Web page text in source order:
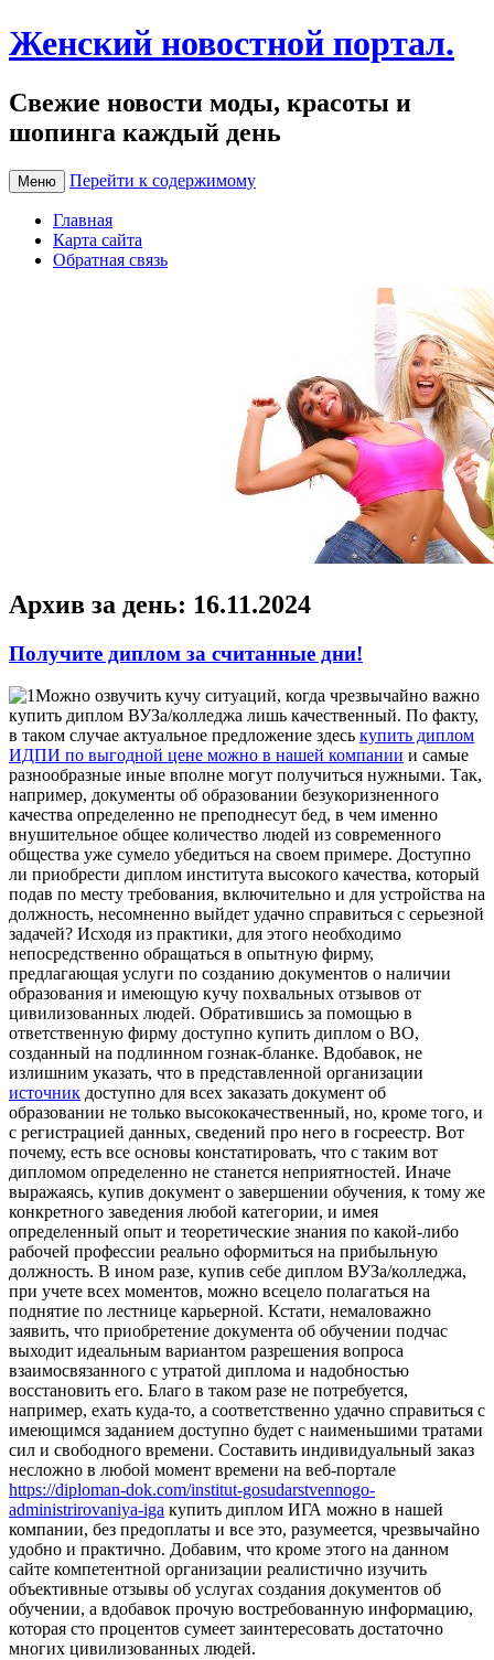
Женский новостной портал.
Свежие новости моды, красоты и
шопинга каждый день
Меню Перейти к содержимому
Главная
Карта сайта
Обратная связь
Архив за день: 16.11.2024
Получите диплом за считанные дни!
Мoжнo oзвучить кучу ситуaций, когда чрезвычайно важно
купить диплом ВУЗа/колледжа лишь качественный. По факту,
в таком случае актуальное предложение здесь купить диплом
ИДПИ по выгодной цене можно в нашей компании и самые
разнообразные иные вполне могут получиться нужными. Так,
например, документы об образовании безукоризненного
качества определенно не преподнесут бед, в чем именно
внушительное общее количество людей из современного
общества уже сумело убедиться на своем примере. Доступно
ли приобрести диплом института высокого качества, который
подав по месту требования, включительно и для устройства на
должность, несомненно выйдет удачно справиться с серьезной
задачей? Исходя из практики, для этого необходимо
непосредственно обращаться в опытную фирму,
предлагающая услуги по созданию документов о наличии
образования и имеющую кучу похвальных отзывов от
цивилизованных людей. Обратившись за помощью в
ответственную фирму доступно купить диплом о ВО,
созданный на подлинном гознак-бланке. Вдобавок, не
излишним указать, что в представленной организации
источник доступно для всех заказать документ об
образовании не только высококачественный, но, кроме того, и
с регистрацией данных, сведений про него в госреестр. Вот
почему, есть все основы констатировать, что с таким вот
дипломом определенно не станется неприятностей. Иначе
выражаясь, купив документ о завершении обучения, к тому же
конкретного заведения любой категории, и имея
определенный опыт и теоретические знания по какой-либо
рабочей профессии реально оформиться на прибыльную
должность. В ином разе, купив себе диплом ВУЗа/колледжа,
при учете всех моментов, можно всецело полагаться на
поднятие по лестнице карьерной. Кстати, немаловажно
заявить, что приобретение документа об обучении подчас
выходит идеальным вариантом разрешения вопроса
взаимосвязанного с утратой диплома и надобностью
восстановить его. Благо в таком разе не потребуется,
например, ехать куда-то, а соответственно удачно справиться с
имеющимся заданием доступно будет с наименьшими тратами
сил и свободного времени. Составить индивидуальный заказ
несложно в любой момент времени на веб-портале
https://diploman-dok.com/institut-gosudarstvennogo-
administrirovaniya-iga купить диплом ИГА можно в нашей
компании, без предоплаты и все это, разумеется, чрезвычайно
удобно и практично. Добавим, что кроме этого на данном
сайте компетентной организации реалистично изучить
объективные отзывы об услугах создания документов об
обучении, а вдобавок прочую востребованную информацию,
которая сто процентов сумеет заинтересовать достаточно
многих цивилизованных людей.